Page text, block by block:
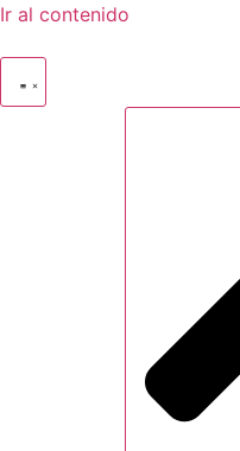
Ir al contenido